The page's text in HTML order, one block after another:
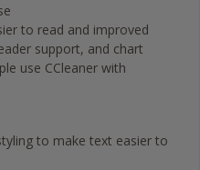
to read and improved
support, and chart
use CCleaner with
to make text easier to